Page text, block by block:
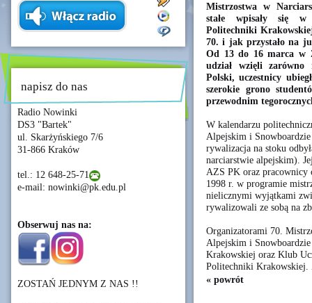
napisz do nas
Radio Nowinki
DS3 "Bartek"
ul. Skarżyńskiego 7/6
31-866 Kraków
tel.: 12 648-25-71
e-mail: nowinki@pk.edu.pl
Obserwuj nas na:
ZOSTAŃ JEDNYM Z NAS !!
Mistrzostwa w
stałe wpisały się w
Politechniki
70. i jak przystało na
Od 13 do 16 marca w
udział wzięli zarówno
Polski, uczestnicy
szerokie grono
przewodnim
W kalendarzu
Alpejskim i
rywalizacja na stoku
narciarstwie alpejskim).
AZS PK oraz pracownicy
1998 r. w programie
nielicznymi wyjątkami
rywalizowali ze sobą na
Organizatorami 70.
Alpejskim i
Krakowskiej oraz Klub
Politechniki Krakowskiej.
« powrót